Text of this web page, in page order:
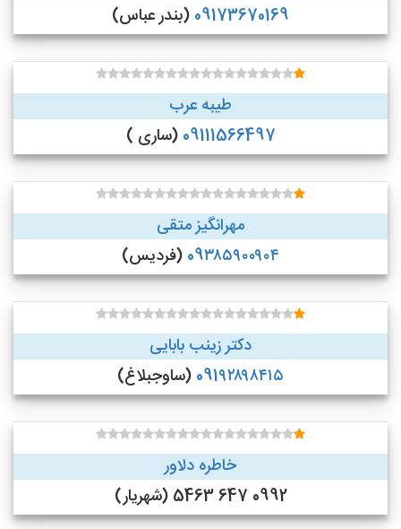
09173670169 (بندر عباس)
طیبه عرب
09111566497 (ساری )
مهرانگیز متقی
09۳۸۵۹۰۰۹۰۴ (فردیس)
دکتر زینب بابایی
091۹۲۸۹۸۴۱۵ (ساوجبلاغ)
خاطره دلاور
0992 647 5463 (شهریار)